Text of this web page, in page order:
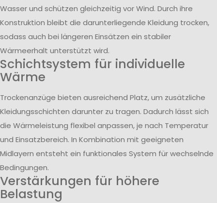
Wasser und schützen gleichzeitig vor Wind. Durch ihre
Konstruktion bleibt die darunterliegende Kleidung trocken,
sodass auch bei längeren Einsätzen ein stabiler
Wärmeerhalt unterstützt wird.
Schichtsystem für individuelle
Wärme
Trockenanzüge bieten ausreichend Platz, um zusätzliche
Kleidungsschichten darunter zu tragen. Dadurch lässt sich
die Wärmeleistung flexibel anpassen, je nach Temperatur
und Einsatzbereich. In Kombination mit geeigneten
Midlayern entsteht ein funktionales System für wechselnde
Bedingungen.
Verstärkungen für höhere
Belastung